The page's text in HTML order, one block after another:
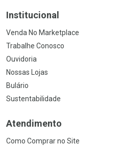
Institucional
Venda No Marketplace
Trabalhe Conosco
Ouvidoria
Nossas Lojas
Bulário
Sustentabilidade
Atendimento
Como Comprar no Site